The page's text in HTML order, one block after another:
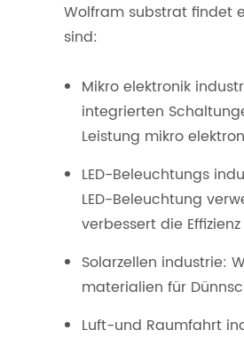
Wolfram substrat findet
sind:
Mikro elektronik
integrierten
Leistung mikro
LED-Beleuchtungs
LED-Beleuchtung
verbessert die
Solarzellen industrie:
materialien für
Luft-und Raumfahrt